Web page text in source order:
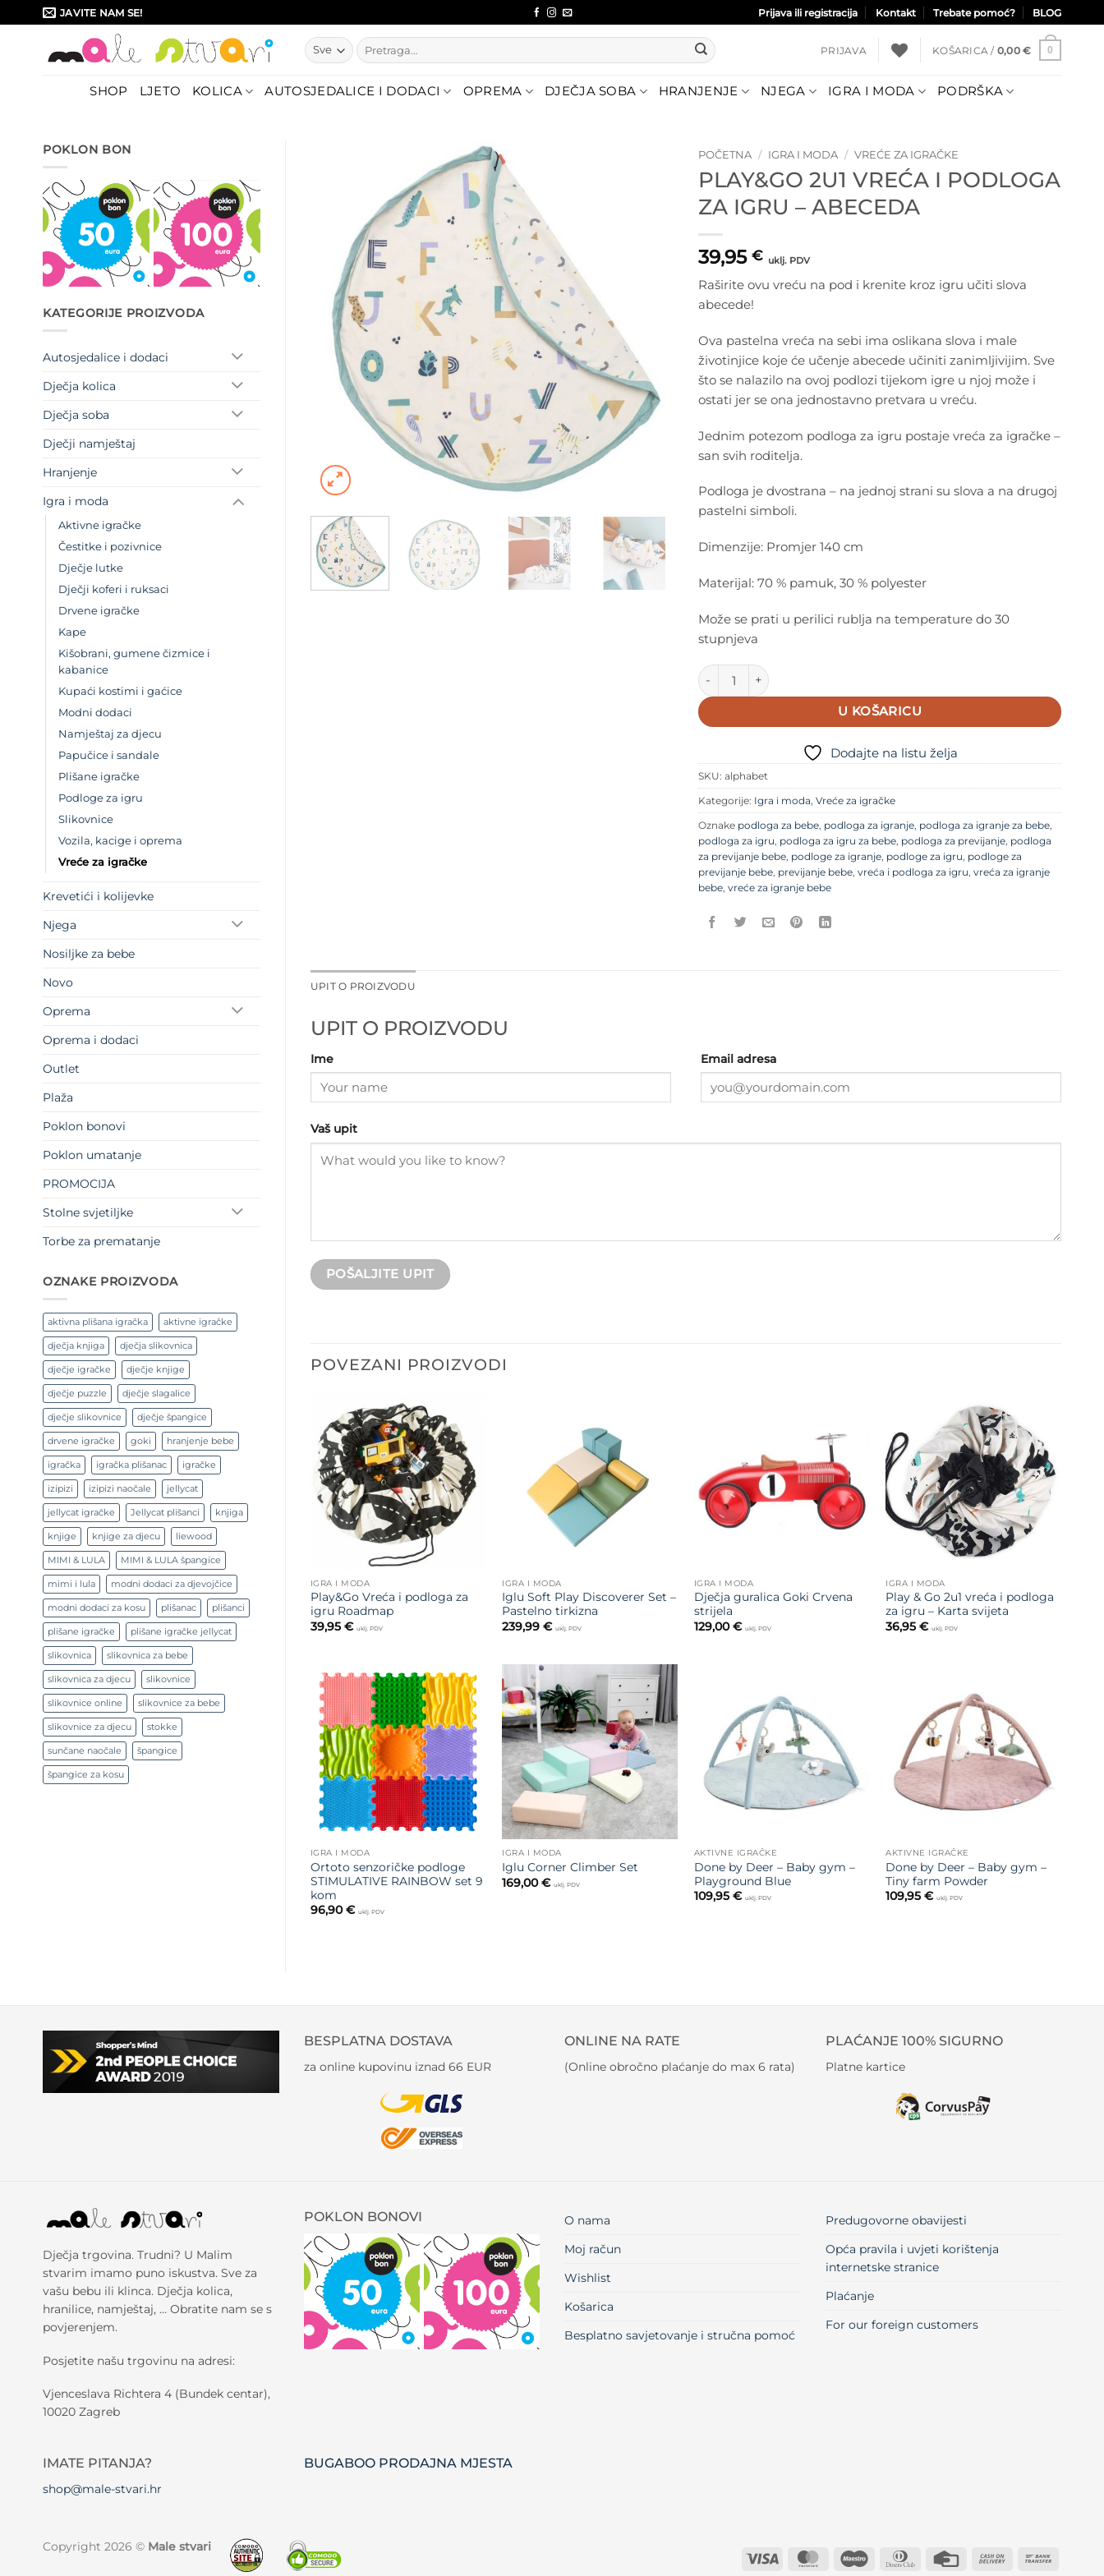
to
JAVITE NAM SE! Prijava ili registracija Kontakt Trebate pomoć? BLOG
Pretraži:
PRIJAVA KOŠARICA / 0,00 € 0
SHOP LJETO KOLICA AUTOSJEDALICE I DODACI OPREMA DJEČJA SOBA HRANJENJE NJEGA IGRA I MODA PODRŠKA
POKLON BON
KATEGORIJE PROIZVODA
Autosjedalice i dodaci
Dječja kolica
Dječja soba
Dječji namještaj
Hranjenje
Igra i moda
Aktivne igračke
Čestitke i pozivnice
Dječje lutke
Dječji koferi i ruksaci
Drvene igračke
Kape
Kišobrani, gumene čizmice i
kabanice
Kupaći kostimi i gaćice
Modni dodaci
Namještaj za djecu
Papučice i sandale
Plišane igračke
Podloge za igru
Slikovnice
Vozila, kacige i oprema
Vreće za igračke
Krevetići i kolijevke
Njega
Nosiljke za bebe
Novo
Oprema
Oprema i dodaci
Outlet
Plaža
Poklon bonovi
Poklon umatanje
PROMOCIJA
Stolne svjetiljke
Torbe za prematanje
OZNAKE PROIZVODA
aktivna plišana igračka aktivne igračke
dječja knjiga dječja slikovnica
dječje igračke dječje knjige
dječje puzzle dječje slagalice
dječje slikovnice dječje špangice
drvene igračke goki hranjenje bebe
igračka igračka plišanac igračke
izipizi izipizi naočale jellycat
jellycat igračke Jellycat plišanci knjiga
knjige knjige za djecu liewood
MIMI & LULA MIMI & LULA špangice
mimi i lula modni dodaci za djevojčice
modni dodaci za kosu plišanac plišanci
plišane igračke plišane igračke jellycat
slikovnica slikovnica za bebe
slikovnica za djecu slikovnice
slikovnice online slikovnice za bebe
slikovnice za djecu stokke
sunčane naočale špangice
špangice za kosu
POČETNA / IGRA I MODA / VREĆE ZA IGRAČKE
PLAY&GO 2U1 VREĆA I PODLOGA
ZA IGRU – ABECEDA
39,95 € uklj. PDV
Raširite ovu vreću na pod i krenite kroz igru učiti slova
abecede!
Ova pastelna vreća na sebi ima oslikana slova i male
životinjice koje će učenje abecede učiniti zanimljivijim. Sve
što se nalazilo na ovoj podlozi tijekom igre u njoj može i
ostati jer se ona jednostavno pretvara u vreću.
Jednim potezom podloga za igru postaje vreća za igračke –
san svih roditelja.
Podloga je dvostrana – na jednoj strani su slova a na drugoj
pastelni simboli.
Dimenzije: Promjer 140 cm
Materijal: 70 % pamuk, 30 % polyester
Može se prati u perilici rublja na temperature do 30
stupnjeva
Play&Go 2u1 Vreća i podloga za igru - Abeceda količina
U KOŠARICU
Dodajte na listu želja
SKU: alphabet
Kategorije: Igra i moda, Vreće za igračke
Oznake podloga za bebe, podloga za igranje, podloga za igranje za bebe,
podloga za igru, podloga za igru za bebe, podloga za previjanje, podloga
za previjanje bebe, podloge za igranje, podloge za igru, podloge za
previjanje bebe, previjanje bebe, vreća i podloga za igru, vreća za igranje
bebe, vreće za igranje bebe
UPIT O PROIZVODU
UPIT O PROIZVODU
Ime Email adresa
Vaš upit
POVEZANI PROIZVODI
Dodajte
na listu
želja
IGRA I MODA
Play&Go Vreća i podloga za
igru Roadmap
39,95 € uklj. PDV
IGRA I MODA
Iglu Soft Play Discoverer Set –
Pastelno tirkizna
239,99€ uklj. PDV
Dodajte
na listu
želja
IGRA I MODA
Dječja guralica Goki Crvena
strijela
129,00€ uklj. PDV
Dodajte
na listu
želja
IGRA I MODA
Play & Go 2u1 vreća i podloga
za igru – Karta svijeta
36,95€ uklj. PDV
Dodajte
na listu
želja
IGRA I MODA
Ortoto senzoričke podloge
STIMULATIVE RAINBOW set 9
kom
96,90€ uklj. PDV
Dodajte
na listu
želja
IGRA I MODA
Iglu Corner Climber Set
169,00€ uklj. PDV
želja
AKTIVNE IGRAČKE
Done by Deer – Baby gym –
Playground Blue
109,95 € uklj. PDV
na listu
želja
AKTIVNE IGRAČKE
Done by Deer – Baby gym –
Tiny farm Powder
109,95€ uklj. PDV
BESPLATNA DOSTAVA
za online kupovinu iznad 66 EUR
ONLINE NA RATE
(Online obročno plaćanje do max 6 rata)
PLAĆANJE 100% SIGURNO
Platne kartice
Dječja trgovina. Trudni? U Malim
stvarim imamo puno iskustva. Sve za
vašu bebu ili klinca. Dječja kolica,
hranilice, namještaj, … Obratite nam se s
povjerenjem.
Posjetite našu trgovinu na adresi:
Vjenceslava Richtera 4 (Bundek centar),
10020 Zagreb
POKLON BONOVI
O nama
Moj račun
Wishlist
Košarica
Besplatno savjetovanje i stručna pomoć
Predugovorne obavijesti
Opća pravila i uvjeti korištenja
internetske stranice
Plaćanje
For our foreign customers
IMATE PITANJA?
shop@male-stvari.hr
BUGABOO PRODAJNA MJESTA
Visa MasterCardMaestro
Dinners
Credit
Cash
Copyright 2026 © Male stvari